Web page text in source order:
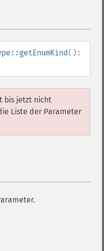
():
bis jetzt nicht
Liste der Parameter